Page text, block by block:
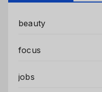
beauty
focus
jobs